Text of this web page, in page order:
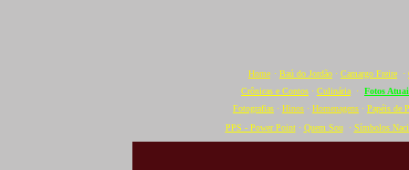
Home · Baú do Jordão · Camargo Freire ·
Crônicas e Contos · Culinária · Fotos
Fotografias · Hinos · Homenagens · Papéis de
PPS - Power Point· Quem Sou· Símbolos